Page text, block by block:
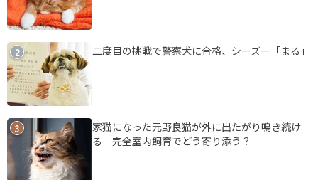
2 二度目の挑戦で警察犬に合格、シーズー「まる」
3
家猫になった元野良猫が外に出たがり鳴き続け
る 完全室内飼育でどう寄り添う？